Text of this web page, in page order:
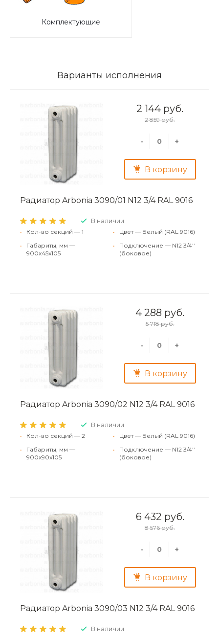
Комплектующие
Варианты исполнения
2 144 руб.
2 859 руб.
- +
В корзину
Радиатор Arbonia 3090/01 N12 3/4 RAL 9016
В наличии
•
Кол-во секций — 1
•
Габариты, мм —
900x45x105
•
Цвет — Белый (RAL 9016)
•
Подключение — N12 3/4''
(боковое)
4 288 руб.
5 718 руб.
- +
В корзину
Радиатор Arbonia 3090/02 N12 3/4 RAL 9016
В наличии
•
Кол-во секций — 2
•
Габариты, мм —
900x90x105
•
Цвет — Белый (RAL 9016)
•
Подключение — N12 3/4''
(боковое)
6 432 руб.
8 576 руб.
- +
В корзину
Радиатор Arbonia 3090/03 N12 3/4 RAL 9016
В наличии